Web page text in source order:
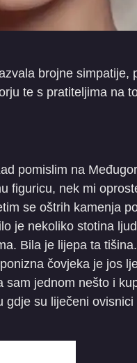
brojne simpatije,
te s pratiteljima na
pomislim na
figuricu, nek mi
se oštrih kamenja
je nekoliko stotina
Bila je lijepa ta
čovjeka je jos
sam jednom nešto i
su liječeni